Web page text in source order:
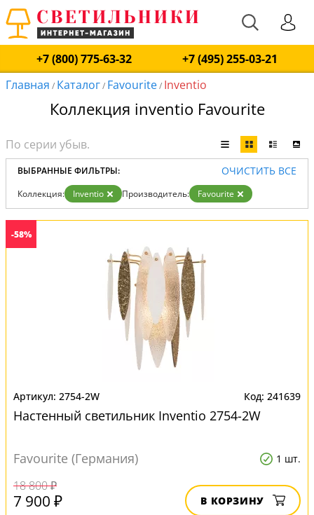
+7 (800) 775-63-32
+7 (495) 255-03-21
Главная / Каталог/ Favourite/ Inventio
Коллекция inventio Favourite
ВЫБРАННЫЕ ФИЛЬТРЫ: ОЧИСТИТЬ ВСЕ
Коллекция: Inventio Производитель: Favourite
-58%
2754-2W 241639
Настенный светильник Inventio 2754-2W
Favourite (Германия) 1 шт.
18 800 ₽
7 900 ₽ В КОРЗИНУ